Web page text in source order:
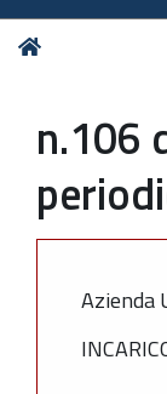
Tu
n.106
Azienda